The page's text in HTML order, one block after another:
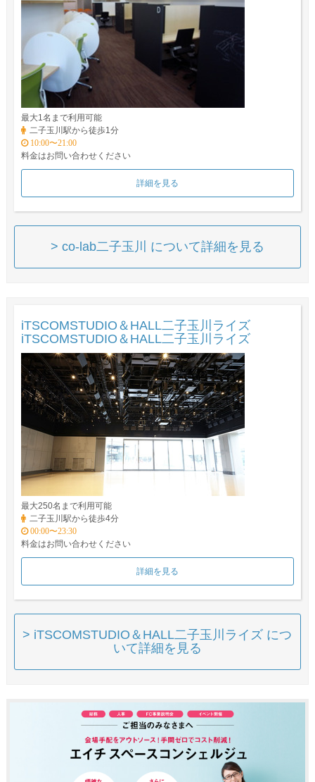
最大1名まで利用可能
二子玉川駅から徒歩1分
10:00〜21:00
料金はお問い合わせください
詳細を見る
> co-lab二子玉川 について詳細を見る
iTSCOMSTUDIO＆HALL二子玉川ライズ
iTSCOMSTUDIO＆HALL二子玉川ライズ
最大250名まで利用可能
二子玉川駅から徒歩4分
00:00〜23:30
料金はお問い合わせください
詳細を見る
> iTSCOMSTUDIO＆HALL二子玉川ライズ につ
いて詳細を見る